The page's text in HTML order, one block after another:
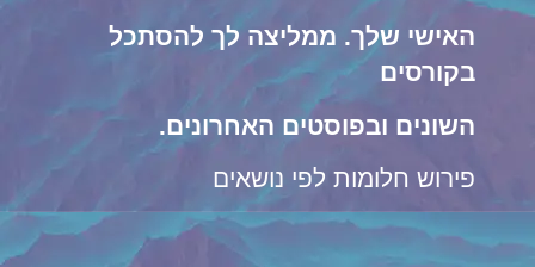
האישי שלך. ממליצה לך להסתכל
בקורסים
השונים ובפוסטים האחרונים.
פירוש חלומות לפי נושאים